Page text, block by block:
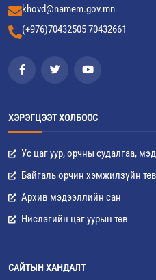
khovd@namem.gov.mn
(+976)70432505 70432661
ХЭРЭГЦЭЭТ ХОЛБООС
Ус цаг уур, орчны судалгаа,
Байгаль орчин хэмжилзүйн
Архив мэдээллийн сан
Нислэгийн цаг уурын төв
САЙТЫН ХАНДАЛТ